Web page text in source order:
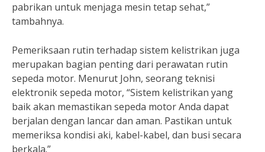
pabrikan untuk menjaga mesin tetap sehat,”
tambahnya.
Pemeriksaan rutin terhadap sistem kelistrikan juga
merupakan bagian penting dari perawatan rutin
sepeda motor. Menurut John, seorang teknisi
elektronik sepeda motor, “Sistem kelistrikan yang
baik akan memastikan sepeda motor Anda dapat
berjalan dengan lancar dan aman. Pastikan untuk
memeriksa kondisi aki, kabel-kabel, dan busi secara
berkala.”